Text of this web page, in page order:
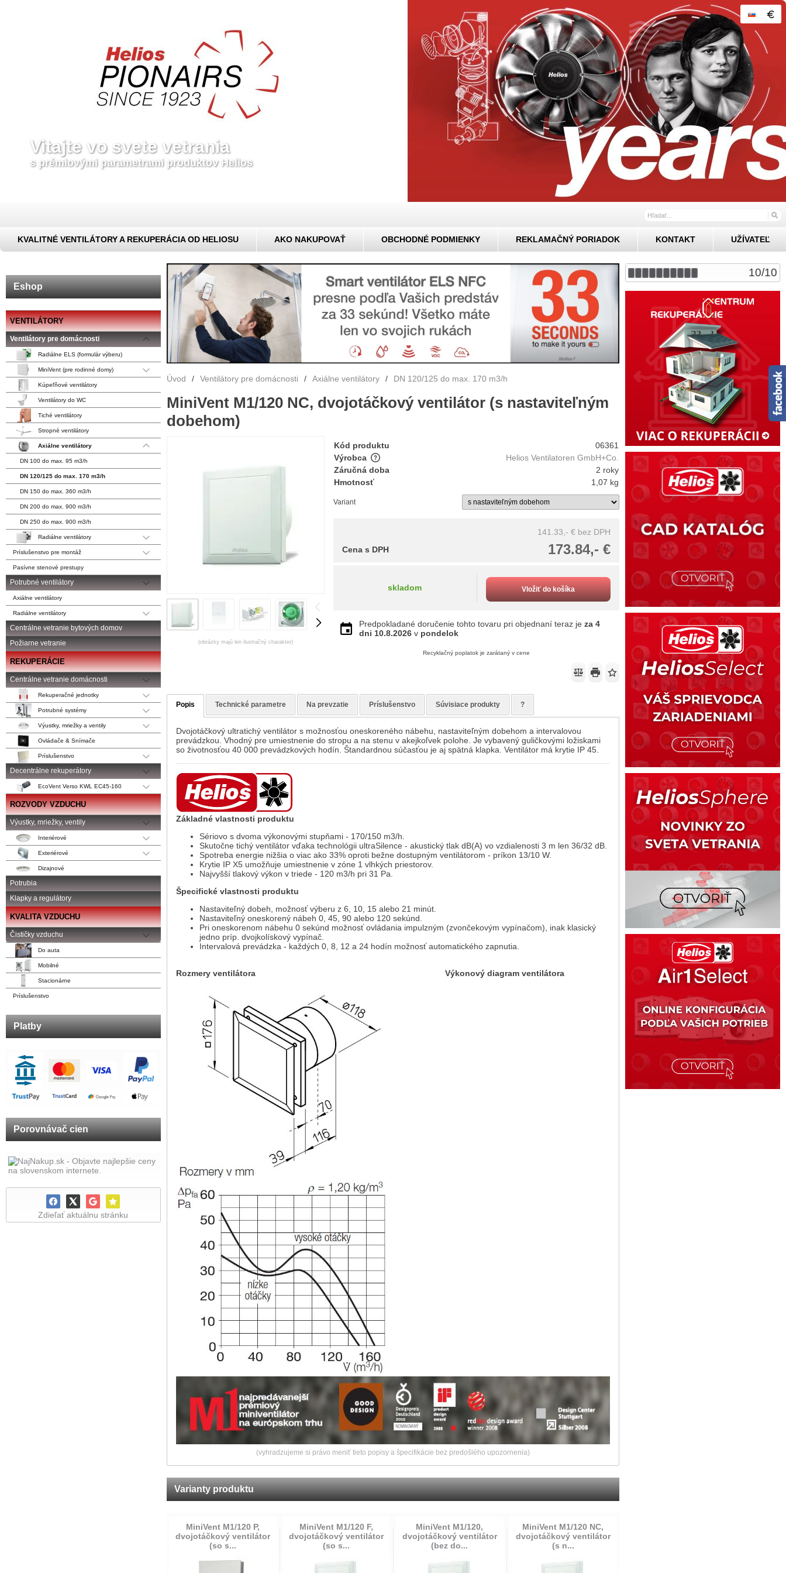
Vitajte vo svete vetrania
s prémiovými parametrami produktov Helios
KVALITNÉ VENTILÁTORY A REKUPERÁCIA OD HELIOSU AKO NAKUPOVAŤ OBCHODNÉ PODMIENKY REKLAMAČNÝ PORIADOK KONTAKT UŽÍVATEĽ
Eshop
VENTILÁTORY
Ventilátory pre domácnosti
Radiálne ELS (formulár výberu)
MiniVent (pre rodinné domy)
Kúpeľňové ventilátory
Ventilátory do WC
Tiché ventilátory
Stropné ventilátory
Axiálne ventilátory
DN 100 do max. 95 m3/h
DN 120/125 do max. 170 m3/h
DN 150 do max. 360 m3/h
DN 200 do max. 900 m3/h
DN 250 do max. 900 m3/h
Radiálne ventilátory
Príslušenstvo pre montáž
Pasívne stenové prestupy
Potrubné ventilátory
Axiálne ventilátory
Radiálne ventilátory
Centrálne vetranie bytových domov
Požiarne vetranie
REKUPERÁCIE
Centrálne vetranie domácnosti
Rekuperačné jednotky
Potrubné systémy
Výustky, mriežky a ventily
Ovládače & Snímače
Príslušenstvo
Decentrálne rekuperátory
EcoVent Verso KWL EC45-160
ROZVODY VZDUCHU
Výustky, mriežky, ventily
Interiérové
Exteriérové
Dizajnové
Potrubia
Klapky a regulátory
KVALITA VZDUCHU
Čističky vzduchu
Do auta
Mobilné
Stacionárne
Príslušenstvo
Platby
Porovnávač cien
Zdieľať aktuálnu stránku
10/10
Úvod / Ventilátory pre domácnosti / Axiálne ventilátory / DN 120/125 do max. 170 m3/h
MiniVent M1/120 NC, dvojotáčkový ventilátor (s nastaviteľným
dobehom)
(obrázky majú len ilustračný charakter)
Kód produktu
06361
Výrobca
Helios Ventilatoren GmbH+Co.
Záručná doba
2 roky
Hmotnosť
1,07 kg
Variant
141.33,- € bez DPH
173.84,- €
Cena s DPH
skladom Vložiť do košíka
Predpokladané doručenie tohto tovaru pri objednaní teraz jeza 4
dni 10.8.2026 v pondelok
Recyklačný poplatok je zarátaný v cene
Popis Technické parametre Na prevzatie Príslušenstvo Súvisiace produkty ?
Dvojotáčkový ultratichý ventilátor s možnosťou oneskoreného nábehu, nastaviteľným dobehom a intervalovou
prevádzkou. Vhodný pre umiestnenie do stropu a na stenu v akejkoľvek polohe. Je vybavený guličkovými ložiskami
so životnosťou 40 000 prevádzkových hodín. Štandardnou súčasťou je aj spätná klapka. Ventilátor má krytie IP 45.
Základné vlastnosti produktu
Sériovo s dvoma výkonovými stupňami - 170/150 m3/h.
Skutočne tichý ventilátor vďaka technológii ultraSilence - akustický tlak dB(A) vo vzdialenosti 3 m len 36/32 dB.
Spotreba energie nižšia o viac ako 33% oproti bežne dostupným ventilátorom - príkon 13/10 W.
Krytie IP X5 umožňuje umiestnenie v zóne 1 vlhkých priestorov.
Najvyšší tlakový výkon v triede - 120 m3/h pri 31 Pa.
Špecifické vlastnosti produktu
Nastaviteľný dobeh, možnosť výberu z 6, 10, 15 alebo 21 minút.
Nastaviteľný oneskorený nábeh 0, 45, 90 alebo 120 sekúnd.
Pri oneskorenom nábehu 0 sekúnd možnosť ovládania impulzným (zvončekovým vypínačom), inak klasický
jedno príp. dvojkolískový vypínač.
Intervalová prevádzka - každých 0, 8, 12 a 24 hodín možnosť automatického zapnutia.
Rozmery ventilátora Výkonový diagram ventilátora
(vyhradzujeme si právo meniť tieto popisy a špecifikácie bez predošlého upozornenia)
Varianty produktu
MiniVent M1/120 P,
dvojotáčkový ventilátor
(so s...
MiniVent M1/120 F,
dvojotáčkový ventilátor
(so s...
MiniVent M1/120,
dvojotáčkový ventilátor
(bez do...
MiniVent M1/120 NC,
dvojotáčkový ventilátor
(s n...